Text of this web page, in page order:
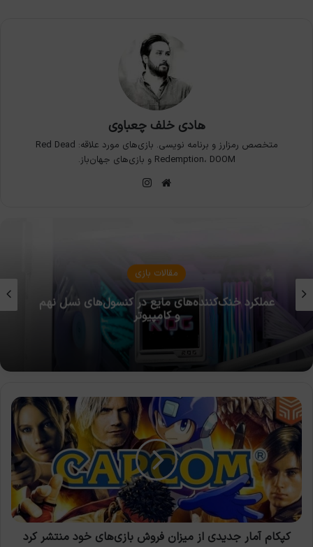
هادی خلف چعباوی
متخصص رمزارز و برنامه نویسی. بازی‌های مورد علاقه: Red Dead
Redemption، DOOM و بازی‌های جهان‌باز.
وبسایت
مقالات بازی
تاریخچه کامل کنسول‌های دستی؛ از گیم بوی نینتندو
تا استیم دک و انقلاب پی‌سی همراه
کپکام
آمار
جدیدی
میزان
فروش
بازی‌های
خود
منتشر
کپکام آمار جدیدی از میزان فروش بازی‌های خود منتشر کرد